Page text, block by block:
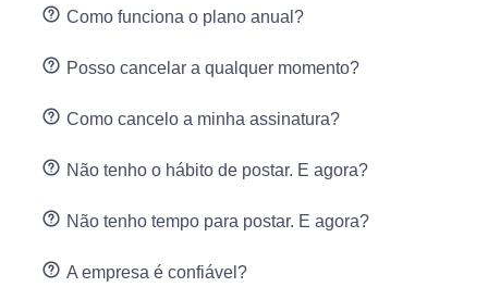
Como funciona o plano anual?
Posso cancelar a qualquer momento?
Como cancelo a minha assinatura?
Não tenho o hábito de postar. E agora?
Não tenho tempo para postar. E agora?
A empresa é confiável?